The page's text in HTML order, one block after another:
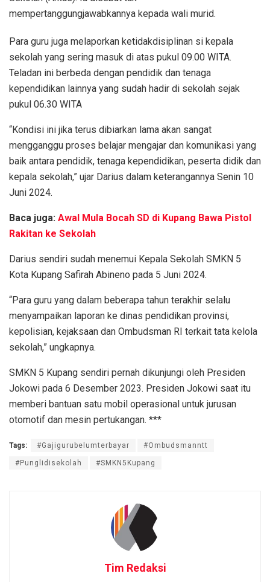
mempertanggungjawabkannya kepada wali murid.
Para guru juga melaporkan ketidakdisiplinan si kepala
sekolah yang sering masuk di atas pukul 09.00 WITA.
Teladan ini berbeda dengan pendidik dan tenaga
kependidikan lainnya yang sudah hadir di sekolah sejak
pukul 06.30 WITA
“Kondisi ini jika terus dibiarkan lama akan sangat
mengganggu proses belajar mengajar dan komunikasi yang
baik antara pendidik, tenaga kependidikan, peserta didik dan
kepala sekolah,” ujar Darius dalam keterangannya Senin 10
Juni 2024.
Baca juga: Awal Mula Bocah SD di Kupang Bawa Pistol
Rakitan ke Sekolah
Darius sendiri sudah menemui Kepala Sekolah SMKN 5
Kota Kupang Safirah Abineno pada 5 Juni 2024.
“Para guru yang dalam beberapa tahun terakhir selalu
menyampaikan laporan ke dinas pendidikan provinsi,
kepolisian, kejaksaan dan Ombudsman RI terkait tata kelola
sekolah,” ungkapnya.
SMKN 5 Kupang sendiri pernah dikunjungi oleh Presiden
Jokowi pada 6 Desember 2023. Presiden Jokowi saat itu
memberi bantuan satu mobil operasional untuk jurusan
otomotif dan mesin pertukangan. ***
Tags: #Gajigurubelumterbayar #Ombudsmanntt
#Punglidisekolah #SMKN5Kupang
Tim Redaksi